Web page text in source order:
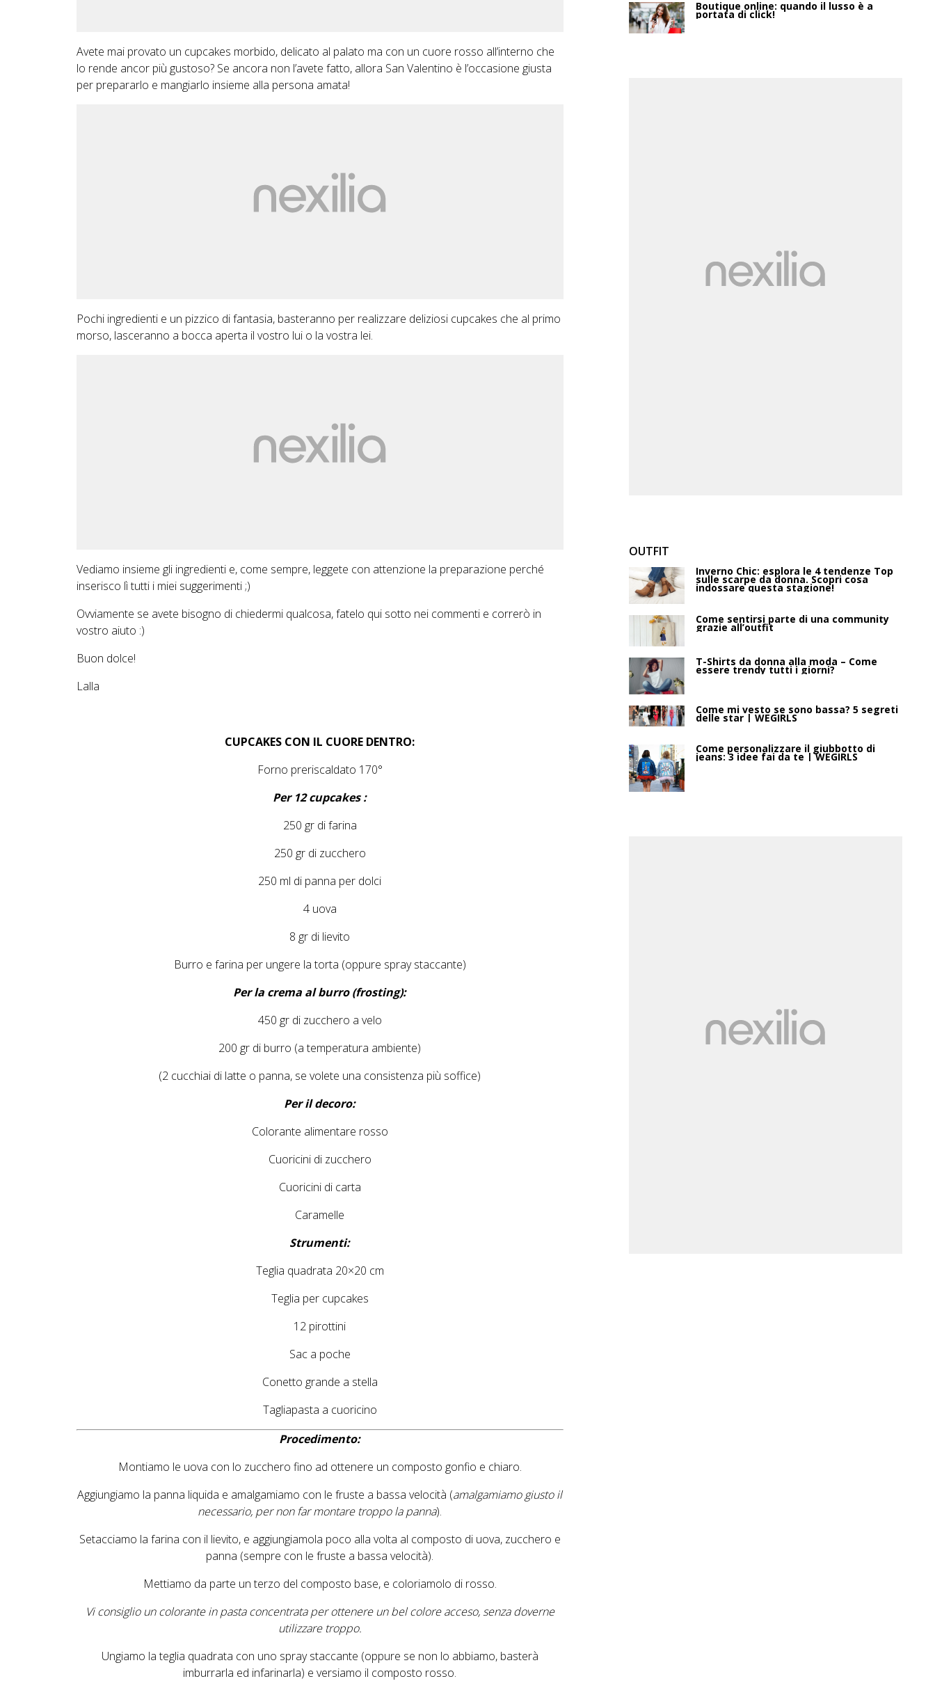
Avete mai provato un cupcakes morbido, delicato al palato ma con un cuore rosso all’interno che
lo rende ancor più gustoso? Se ancora non l’avete fatto, allora San Valentino è l’occasione giusta
per prepararlo e mangiarlo insieme alla persona amata!
Pochi ingredienti e un pizzico di fantasia, basteranno per realizzare deliziosi cupcakes che al primo
morso, lasceranno a bocca aperta il vostro lui o la vostra lei.
Vediamo insieme gli ingredienti e, come sempre, leggete con attenzione la preparazione perché
inserisco lì tutti i miei suggerimenti ;)
Ovviamente se avete bisogno di chiedermi qualcosa, fatelo qui sotto nei commenti e correrò in
vostro aiuto :)
Buon dolce!
Lalla
CUPCAKES CON IL CUORE DENTRO:
Forno preriscaldato 170°
Per 12 cupcakes :
250 gr di farina
250 gr di zucchero
250 ml di panna per dolci
4 uova
8 gr di lievito
Burro e farina per ungere la torta (oppure spray staccante)
Per la crema al burro (frosting):
450 gr di zucchero a velo
200 gr di burro (a temperatura ambiente)
(2 cucchiai di latte o panna, se volete una consistenza più soffice)
Per il decoro:
Colorante alimentare rosso
Cuoricini di zucchero
Cuoricini di carta
Caramelle
Strumenti:
Teglia quadrata 20×20 cm
Teglia per cupcakes
12 pirottini
Sac a poche
Conetto grande a stella
Tagliapasta a cuoricino
Procedimento:
Montiamo le uova con lo zucchero fino ad ottenere un composto gonfio e chiaro.
Aggiungiamo la panna liquida e amalgamiamo con le fruste a bassa velocità (amalgamiamo giusto il
necessario, per non far montare troppo la panna).
Setacciamo la farina con il lievito, e aggiungiamola poco alla volta al composto di uova, zucchero e
panna (sempre con le fruste a bassa velocità).
Mettiamo da parte un terzo del composto base, e coloriamolo di rosso.
Vi consiglio un colorante in pasta concentrata per ottenere un bel colore acceso, senza doverne
utilizzare troppo.
Ungiamo la teglia quadrata con uno spray staccante (oppure se non lo abbiamo, basterà
imburrarla ed infarinarla) e versiamo il composto rosso.
Boutique online: quando il lusso è a
portata di click!
OUTFIT
Inverno Chic: esplora le 4 tendenze Top
sulle scarpe da donna. Scopri cosa
indossare questa stagione!
Come sentirsi parte di una community
grazie all’outfit
T-Shirts da donna alla moda – Come
essere trendy tutti i giorni?
Come mi vesto se sono bassa? 5 segreti
delle star | WEGIRLS
Come personalizzare il giubbotto di
jeans: 3 idee fai da te | WEGIRLS